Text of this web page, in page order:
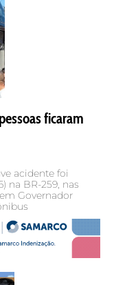
ficaram
acidente foi
na BR-259, nas
Governador